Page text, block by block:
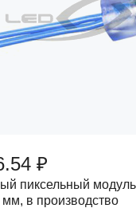
₽
пиксельный
в производство